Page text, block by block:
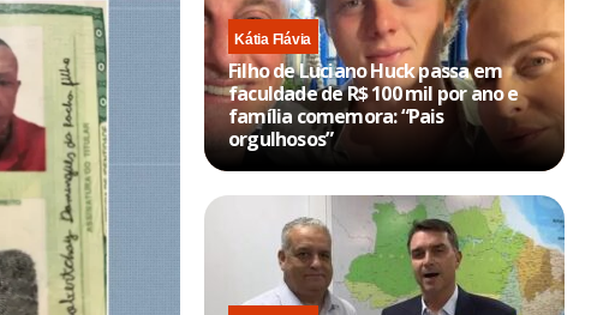
Kátia Flávia
Filho de Luciano Huck passa em
faculdade de R$ 100 mil por ano e
família comemora: “Pais
orgulhosos”